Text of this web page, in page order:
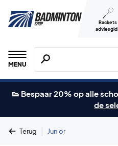
Rackets
MENU
Zoeken naar
👟 Bespaar 20% op alle
de
Terug | Junior